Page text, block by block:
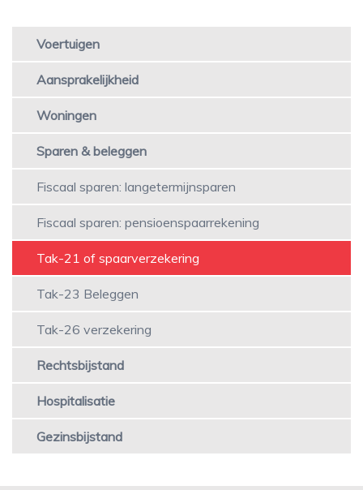
Producten
Voertuigen
Aansprakelijkheid
Woningen
Sparen & beleggen
Fiscaal sparen: langetermijnsparen
Fiscaal sparen: pensioenspaarrekening
Tak-21 of spaarverzekering
Tak-23 Beleggen
Tak-26 verzekering
Rechtsbijstand
Hospitalisatie
Gezinsbijstand